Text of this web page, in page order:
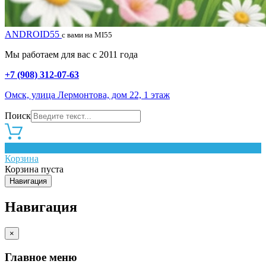
ANDROID55 с вами на MI55
Мы работаем для вас с 2011 года
+7 (908) 312-07-63
Омск, улица Лермонтова, дом 22, 1 этаж
Поиск
Корзина
Корзина пуста
Навигация
Навигация
×
Главное меню